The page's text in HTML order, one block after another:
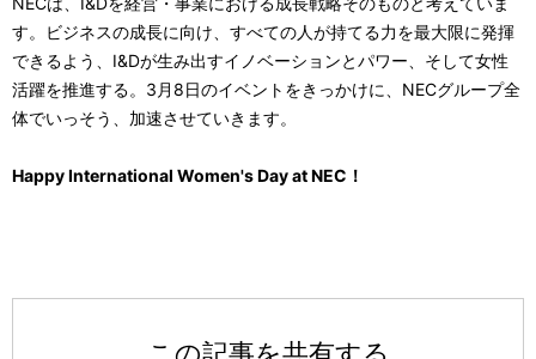
す。ビジネスの成長に向け、すべての人が持てる力を最大限に発揮
できるよう、I&Dが生み出すイノベーションとパワー、そして女性
活躍を推進する。3月8日のイベントをきっかけに、NECグループ全
体でいっそう、加速させていきます。
Happy International Women's Day at NEC！
この記事を共有する